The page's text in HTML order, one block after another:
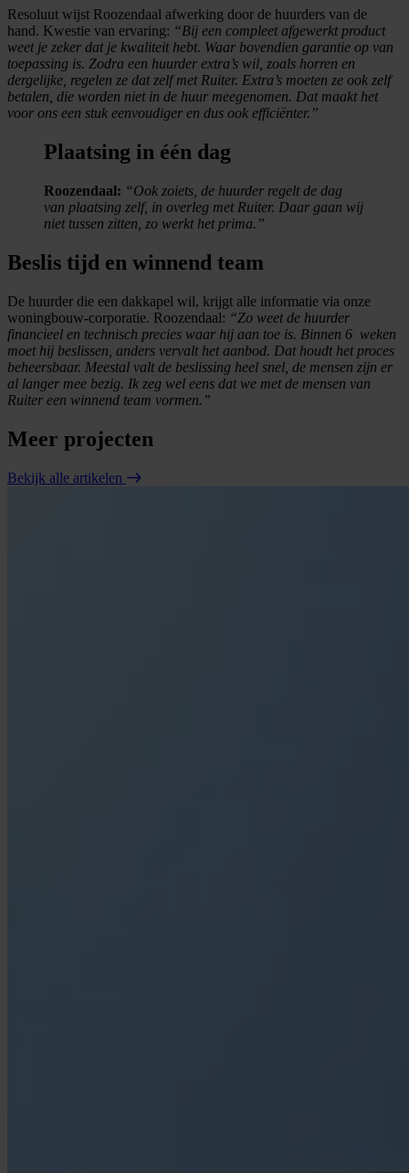
Resoluut wijst Roozendaal afwerking door de huurders van de
hand. Kwestie van ervaring: “Bij een compleet afgewerkt product
weet je zeker dat je kwaliteit hebt. Waar bovendien garantie op van
toepassing is. Zodra een huurder extra’s wil, zoals horren en
dergelijke, regelen ze dat zelf met Ruiter. Extra’s moeten ze ook zelf
betalen, die worden niet in de huur meegenomen. Dat maakt het
voor ons een stuk eenvoudiger en dus ook efficiënter.”
Plaatsing in één dag
Roozendaal: “Ook zoiets, de huurder regelt de dag
van plaatsing zelf, in overleg met Ruiter. Daar gaan wij
niet tussen zitten, zo werkt het prima.”
Beslis tijd en winnend team
De huurder die een dakkapel wil, krijgt alle informatie via onze
woningbouw-corporatie. Roozendaal: “Zo weet de huurder
financieel en technisch precies waar hij aan toe is. Binnen 6 weken
moet hij beslissen, anders vervalt het aanbod. Dat houdt het proces
beheersbaar. Meestal valt de beslissing heel snel, de mensen zijn er
al langer mee bezig. Ik zeg wel eens dat we met de mensen van
Ruiter een winnend team vormen.”
Meer projecten
Bekijk alle artikelen